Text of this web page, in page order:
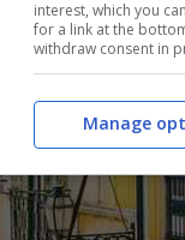
interest, which you
for a link at the
withdraw consent in
Manage